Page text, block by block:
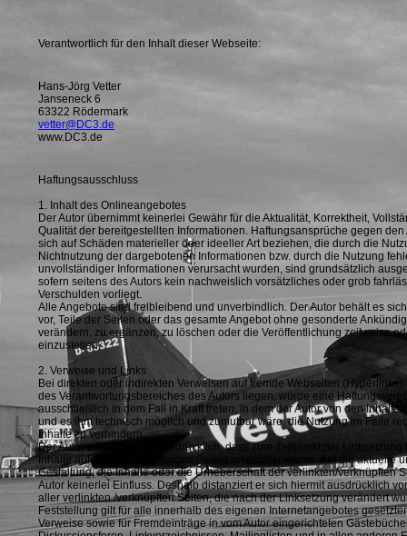
Verantwortlich für den Inhalt dieser Webseite:
Hans-Jörg Vetter
Janseneck 6
63322 Rödermark
vetter@DC3.de
www.DC3.de
Haftungsausschluss
1. Inhalt des Onlineangebotes
Der Autor übernimmt keinerlei Gewähr für die Aktualität, Korrektheit,
Qualität der bereitgestellten Informationen. Haftungsansprüche gegen den
sich auf Schäden materieller oder ideeller Art beziehen, die durch die
Nichtnutzung der dargebotenen Informationen bzw. durch die Nutzung
unvollständiger Informationen verursacht wurden, sind grundsätzlich
sofern seitens des Autors kein nachweislich vorsätzliches oder grob
Verschulden vorliegt.
Alle Angebote sind freibleibend und unverbindlich. Der Autor behält es
vor, Teile der Seiten oder das gesamte Angebot ohne gesonderte
verändern, zu ergänzen, zu löschen oder die Veröffentlichung zeitweise
einzustellen.
2. Verweise und Links
Bei direkten oder indirekten Verweisen auf fremde Webseiten
des Verantwortungsbereiches des Autors liegen, würde eine
ausschließlich in dem Fall in Kraft treten, in dem der Autor von den
und es ihm technisch möglich und zumutbar wäre, die Nutzung im Falle
Inhalte zu verhindern.
Der Autor erklärt hiermit ausdrücklich, dass zum Zeitpunkt der
Inhalte auf den zu verlinkenden Seiten erkennbar waren. Auf die aktuelle
Gestaltung, die Inhalte oder die Urheberschaft der verlinkten/verknüpften
Autor keinerlei Einfluss. Deshalb distanziert er sich hiermit ausdrücklich
aller verlinkten /verknüpften Seiten, die nach der Linksetzung verändert
Feststellung gilt für alle innerhalb des eigenen Internetangebotes
Verweise sowie für Fremdeinträge in vom Autor eingerichteten